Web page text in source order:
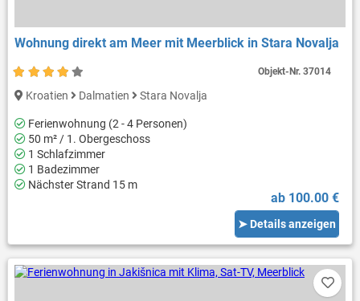
Wohnung direkt am Meer mit Meerblick in Stara Novalja
Kroatien Dalmatien Stara Novalja
Ferienwohnung (2 - 4 Personen)
50 m² / 1. Obergeschoss
1 Schlafzimmer
1 Badezimmer
Nächster Strand 15 m
ab 100.00 €
➤ Details anzeigen
Objekt-Nr.37014